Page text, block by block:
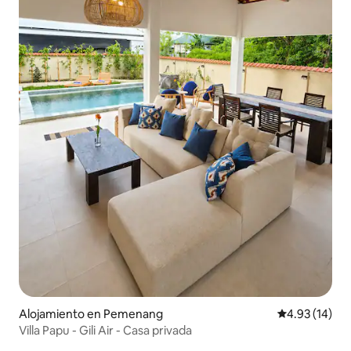
Alojamiento en Pemenang Calificación
4.93 (14)
Villa Papu - Gili Air - Casa privada